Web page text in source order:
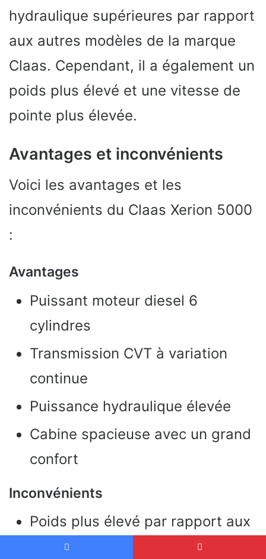
hydraulique supérieures par rapport
aux autres modèles de la marque
Claas. Cependant, il a également un
poids plus élevé et une vitesse de
pointe plus élevée.
Avantages et inconvénients
Voici les avantages et les
inconvénients du Claas Xerion 5000
:
Avantages
Puissant moteur diesel 6
cylindres
Transmission CVT à variation
continue
Puissance hydraulique élevée
Cabine spacieuse avec un grand
confort
Inconvénients
Poids plus élevé par rapport aux
autres modèles